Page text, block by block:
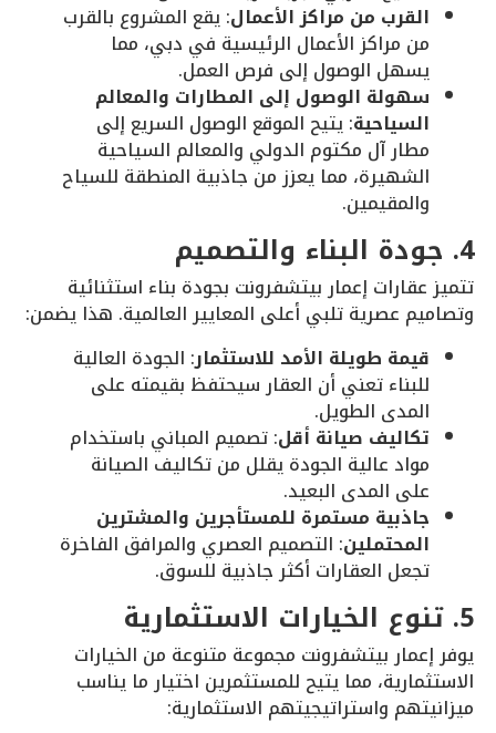
القرب من مراكز الأعمال: يقع المشروع بالقرب
من مراكز الأعمال الرئيسية في دبي، مما
يسهل الوصول إلى فرص العمل.
سهولة الوصول إلى المطارات والمعالم
السياحية: يتيح الموقع الوصول السريع إلى
مطار آل مكتوم الدولي والمعالم السياحية
الشهيرة، مما يعزز من جاذبية المنطقة للسياح
والمقيمين.
4. جودة البناء والتصميم
تتميز عقارات إعمار بيتشفرونت بجودة بناء استثنائية
وتصاميم عصرية تلبي أعلى المعايير العالمية. هذا يضمن:
قيمة طويلة الأمد للاستثمار: الجودة العالية
للبناء تعني أن العقار سيحتفظ بقيمته على
المدى الطويل.
تكاليف صيانة أقل: تصميم المباني باستخدام
مواد عالية الجودة يقلل من تكاليف الصيانة
على المدى البعيد.
جاذبية مستمرة للمستأجرين والمشترين
المحتملين: التصميم العصري والمرافق الفاخرة
تجعل العقارات أكثر جاذبية للسوق.
5. تنوع الخيارات الاستثمارية
يوفر إعمار بيتشفرونت مجموعة متنوعة من الخيارات
الاستثمارية، مما يتيح للمستثمرين اختيار ما يناسب
ميزانيتهم واستراتيجيتهم الاستثمارية: